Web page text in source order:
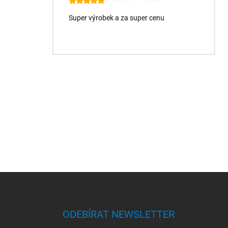
Super výrobek a za super cenu
ODEBÍRAT NEWSLETTER